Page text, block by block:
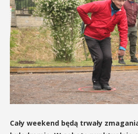
Cały weekend będą trwały